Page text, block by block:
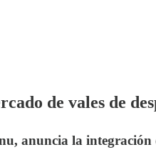
de vales de
anuncia la integración